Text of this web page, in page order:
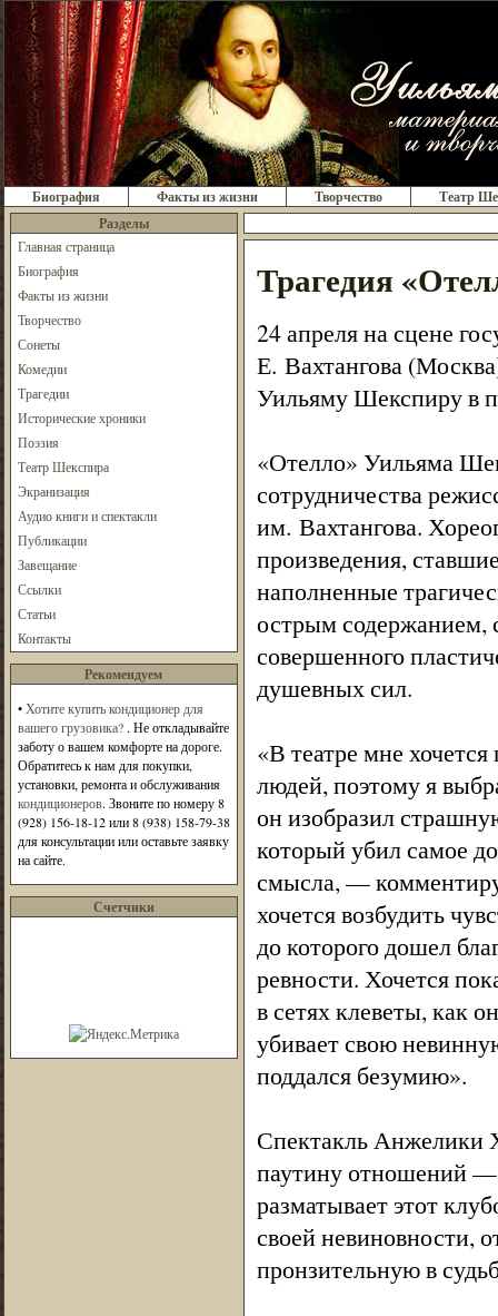
Биография Факты из жизни Творчество
Театр
Разделы
Главная страница
Биография
Факты из жизни
Творчество
Сонеты
Комедии
Трагедии
Исторические хроники
Поэзия
Театр Шекспира
Экранизация
Аудио книги и спектакли
Публикации
Завещание
Ссылки
Статьи
Контакты
Рекомендуем
•Хотите купить кондиционер для
вашего грузовика?. Не откладывайте
заботу о вашем комфорте на дороге.
Обратитесь к нам для покупки,
установки, ремонта и обслуживания
кондиционеров. Звоните по номеру 8
(928) 156-18-12 или 8 (938) 158-79-38
для консультации или оставьте заявку
на сайте.
Счетчики
Трагедия
24 апреля на сцене
Е. Вахтангова
Уильяму Шекспиру в
«Отелло» Уильяма
сотрудничества
им. Вахтангова.
произведения,
наполненные
острым содержанием,
совершенного
душевных сил.
«В театре мне
людей, поэтому я
он изобразил
который убил самое
смысла, —
хочется возбудить
до которого дошел
ревности. Хочется
в сетях клеветы, как
убивает свою
поддался безумию».
Спектакль Анжелики
паутину отношений —
разматывает этот
своей невиновности,
пронзительную в